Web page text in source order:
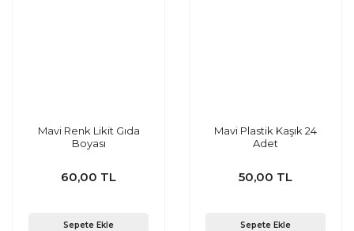
Mavi Renk Likit Gıda
Boyası
60,00 TL
Sepete Ekle
Mavi Plastik Kaşık 24
Adet
50,00 TL
Sepete Ekle